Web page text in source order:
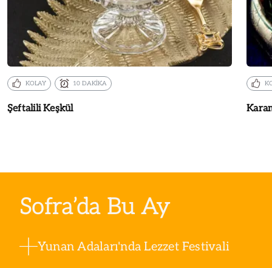
KOLAY 10 DAKİKA
Şeftalili Keşkül
Sofra’da Bu Ay
Yunan Adaları'nda Lezzet Festivali